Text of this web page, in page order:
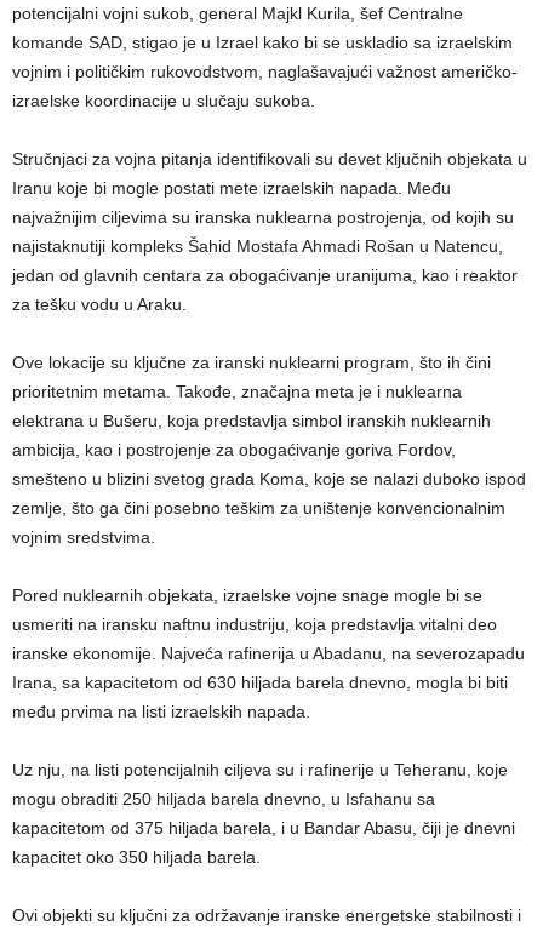
potencijalni vojni sukob, general Majkl Kurila, šef Centralne
komande SAD, stigao je u Izrael kako bi se uskladio sa izraelskim
vojnim i političkim rukovodstvom, naglašavajući važnost američko-
izraelske koordinacije u slučaju sukoba.
Stručnjaci za vojna pitanja identifikovali su devet ključnih objekata u
Iranu koje bi mogle postati mete izraelskih napada. Među
najvažnijim ciljevima su iranska nuklearna postrojenja, od kojih su
najistaknutiji kompleks Šahid Mostafa Ahmadi Rošan u Natencu,
jedan od glavnih centara za obogaćivanje uranijuma, kao i reaktor
za tešku vodu u Araku.
Ove lokacije su ključne za iranski nuklearni program, što ih čini
prioritetnim metama. Takođe, značajna meta je i nuklearna
elektrana u Bušeru, koja predstavlja simbol iranskih nuklearnih
ambicija, kao i postrojenje za obogaćivanje goriva Fordov,
smešteno u blizini svetog grada Koma, koje se nalazi duboko ispod
zemlje, što ga čini posebno teškim za uništenje konvencionalnim
vojnim sredstvima.
Pored nuklearnih objekata, izraelske vojne snage mogle bi se
usmeriti na iransku naftnu industriju, koja predstavlja vitalni deo
iranske ekonomije. Najveća rafinerija u Abadanu, na severozapadu
Irana, sa kapacitetom od 630 hiljada barela dnevno, mogla bi biti
među prvima na listi izraelskih napada.
Uz nju, na listi potencijalnih ciljeva su i rafinerije u Teheranu, koje
mogu obraditi 250 hiljada barela dnevno, u Isfahanu sa
kapacitetom od 375 hiljada barela, i u Bandar Abasu, čiji je dnevni
kapacitet oko 350 hiljada barela.
Ovi objekti su ključni za održavanje iranske energetske stabilnosti i